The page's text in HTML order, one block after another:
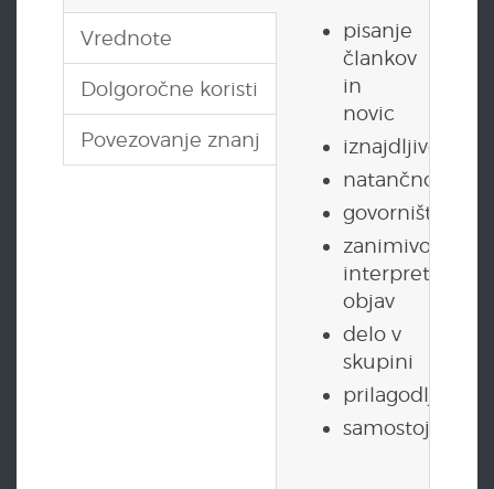
Vrednote
Dolgoročne koristi
Povezovanje znanj
pisanje
člankov
in
novic
iznajdljivost
natančnost
govorništvo
zanimivo
interpretiranje
objav
delo v
skupini
prilagodljivost
samostojnost